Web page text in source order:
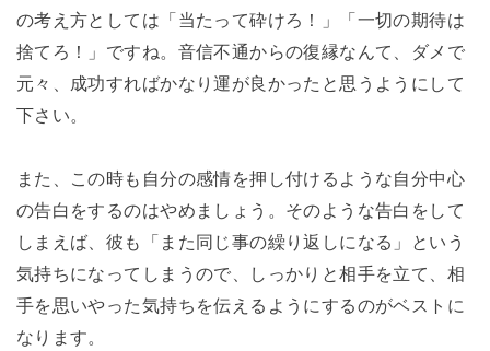
の考え方としては「当たって砕けろ！」「一切の期待は
捨てろ！」ですね。音信不通からの復縁なんて、ダメで
元々、成功すればかなり運が良かったと思うようにして
下さい。
また、この時も自分の感情を押し付けるような自分中心
の告白をするのはやめましょう。そのような告白をして
しまえば、彼も「また同じ事の繰り返しになる」という
気持ちになってしまうので、しっかりと相手を立て、相
手を思いやった気持ちを伝えるようにするのがベストに
なります。